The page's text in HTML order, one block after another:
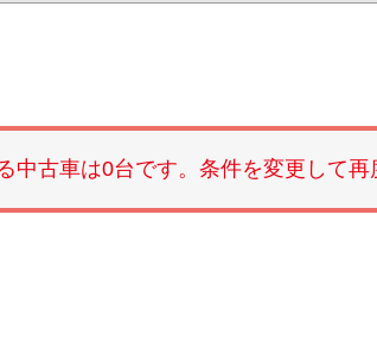
中古車は0台です。条件を変更して再